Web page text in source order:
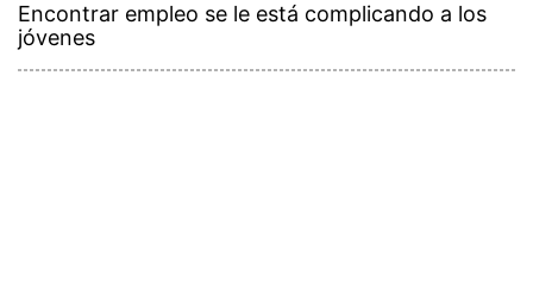
Encontrar empleo se le está complicando a los
jóvenes